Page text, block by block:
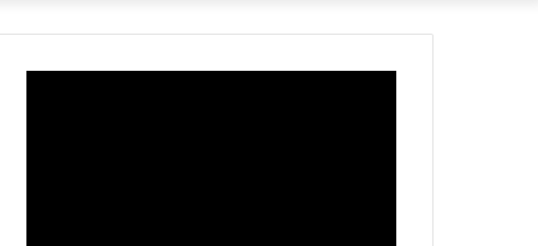
skin
Article